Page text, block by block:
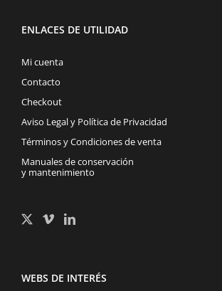
ENLACES DE UTILIDAD
Mi cuenta
Contacto
Checkout
Aviso Legal y Política de Privacidad
Términos y Condiciones de venta
Manuales de conservación
y mantenimiento
WEBS DE INTERÉS